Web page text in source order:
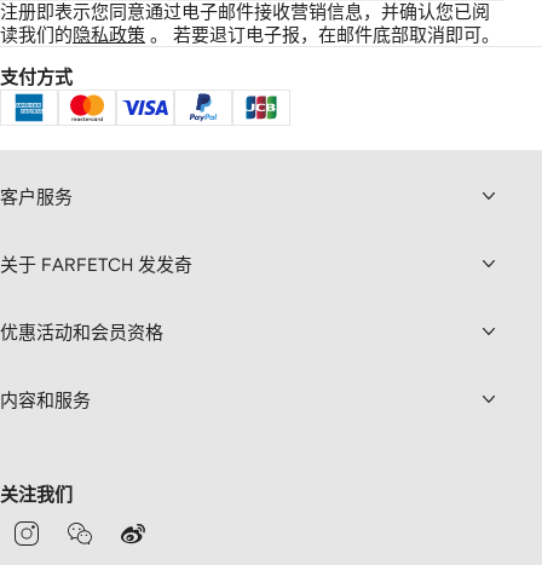
注册即表示您同意通过电子邮件接收营销信息，并确认您已阅
读我们的 隐私政策 。 若要退订电子报，在邮件底部取消即可。
支付方式
客户服务
关于 FARFETCH 发发奇
优惠活动和会员资格
内容和服务
关注我们